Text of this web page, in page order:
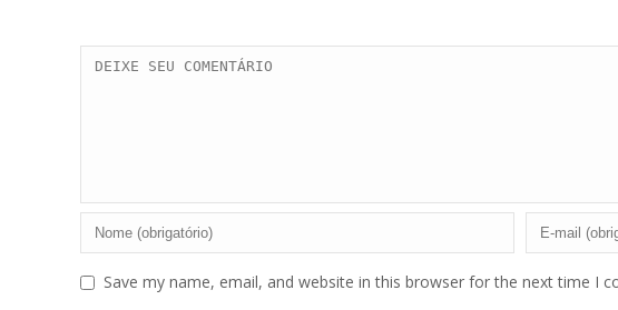
Save my name, email, and website in this browser for the next time I